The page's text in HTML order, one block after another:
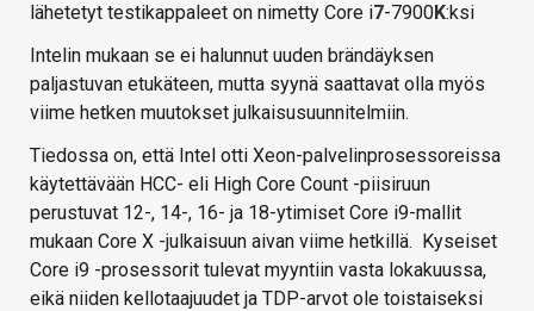
lähetetyt testikappaleet on nimetty Core i7-7900K:ksi
Intelin mukaan se ei halunnut uuden brändäyksen
paljastuvan etukäteen, mutta syynä saattavat olla myös
viime hetken muutokset julkaisusuunnitelmiin.
Tiedossa on, että Intel otti Xeon-palvelinprosessoreissa
käytettävään HCC- eli High Core Count -piisiruun
perustuvat 12-, 14-, 16- ja 18-ytimiset Core i9-mallit
mukaan Core X -julkaisuun aivan viime hetkillä. Kyseiset
Core i9 -prosessorit tulevat myyntiin vasta lokakuussa,
eikä niiden kellotaajuudet ja TDP-arvot ole toistaiseksi